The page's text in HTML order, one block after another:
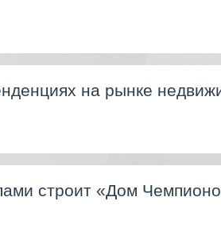
на рынке
строит «Дом